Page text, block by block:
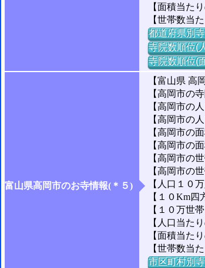
【面積当た
【世帯数当
都道府県別
寺院数順位(
寺院数順位(
富山県高岡市のお寺情報(＊５)
【富山県 高
【高岡市の
【高岡市の
【高岡市の
【高岡市の
【高岡市の
【高岡市の
【高岡市の
【人口１０
【１０Km
【１０万世
【人口当た
【面積当た
【世帯数当
市区町村別